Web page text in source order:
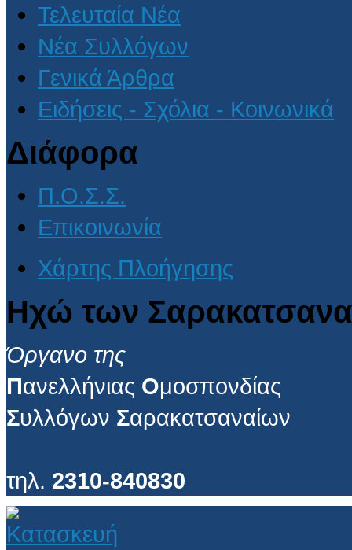
Τελευταία Νέα
Νέα Συλλόγων
Γενικά Άρθρα
Ειδήσεις - Σχόλια - Κοινωνικά
Διάφορα
Π.Ο.Σ.Σ.
Επικοινωνία
Χάρτης Πλοήγησης
Ηχώ των
Όργανο της
Πανελλήνιας Ομοσπονδίας
Συλλόγων Σαρακατσαναίων
τηλ. 2310-840830